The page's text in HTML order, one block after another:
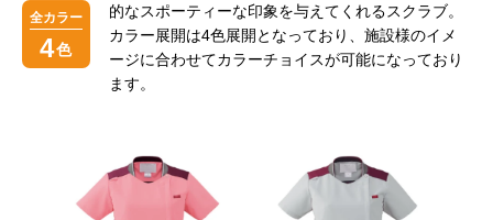
全カラー
4色
的なスポーティーな印象を与えてくれるスクラブ。
カラー展開は4色展開となっており、施設様のイメ
ージに合わせてカラーチョイスが可能になっており
ます。